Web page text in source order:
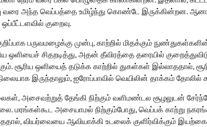
வரை அந்த வெப்பத்தை உமிழ்ந்து கொண்டே இருக்கின்றன.
குறைவு.
பருவமழைக்கு முன்பு, காற்றில் மிதக்கும்
ஒளியைச் சிதறடித்து, அதன் தீவிரத்தை தரையில்
சூரிய ஒளியைத் தடுக்க காற்றில் துகள்கள் இல்லாததால்,
இருந்தாலும், ஐரோப்பாவில் வெயிலின் தாக்கம் தோலில்
அசைவற்றுத் தேங்கி நிற்கும் வளிமண்டல சூழலுடன்
மரங்கள்கூட அசையாமல் நிற்கும்போது, வெப்பக் காற்று
வியர்வையை ஆவியாக்கி உடலைக் குளிர்விக்கும்